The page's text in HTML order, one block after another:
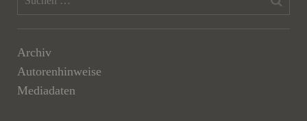
Archiv
Autorenhinweise
Mediadaten